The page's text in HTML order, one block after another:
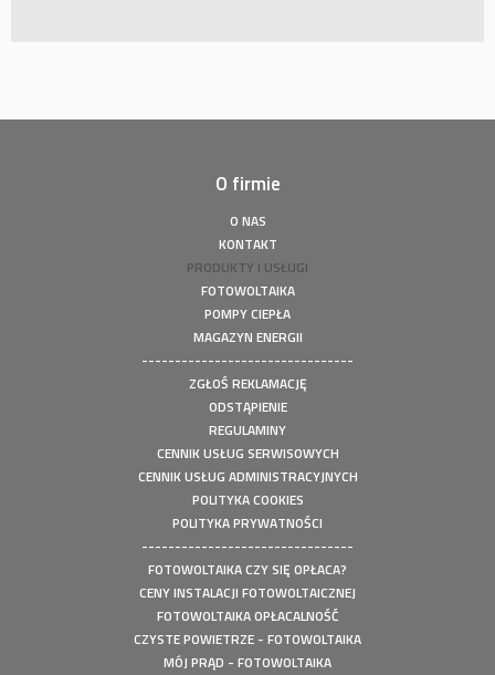
O firmie
O NAS
KONTAKT
PRODUKTY I USŁUGI
FOTOWOLTAIKA
POMPY CIEPŁA
MAGAZYN ENERGII
--------------------------------
ZGŁOŚ REKLAMACJĘ
ODSTĄPIENIE
REGULAMINY
CENNIK USŁUG SERWISOWYCH
CENNIK USŁUG ADMINISTRACYJNYCH
POLITYKA COOKIES
POLITYKA PRYWATNOŚCI
--------------------------------
FOTOWOLTAIKA CZY SIĘ OPŁACA?
CENY INSTALACJI FOTOWOLTAICZNEJ
FOTOWOLTAIKA OPŁACALNOŚĆ
CZYSTE POWIETRZE - FOTOWOLTAIKA
MÓJ PRĄD - FOTOWOLTAIKA